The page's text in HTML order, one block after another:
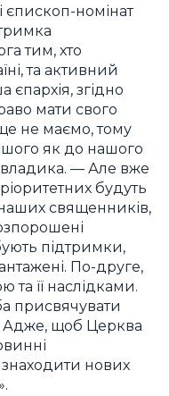
єпископ-номінат
тим, хто
та активний
єпархія, згідно
мати свого
не маємо, тому
як до нашого
— Але вже
будуть
священників,
підтримки,
По-друге,
та її наслідками.
присвячувати
Адже, щоб Церква
нових